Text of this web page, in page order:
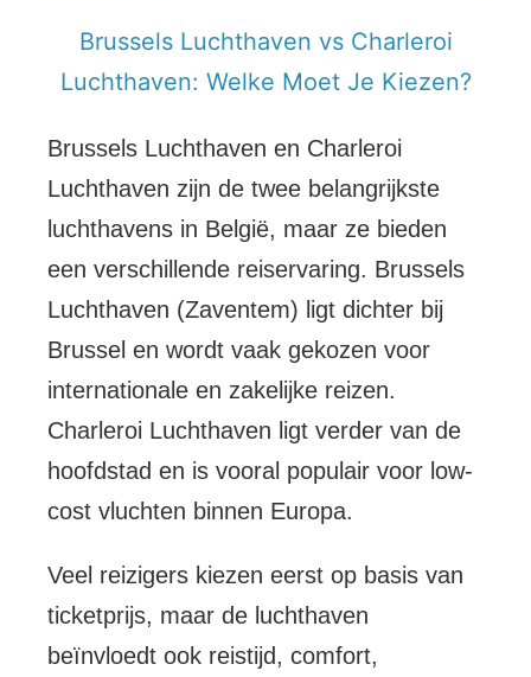
Brussels Luchthaven vs Charleroi
Luchthaven: Welke Moet Je Kiezen?
Brussels Luchthaven en Charleroi
Luchthaven zijn de twee belangrijkste
luchthavens in België, maar ze bieden
een verschillende reiservaring. Brussels
Luchthaven (Zaventem) ligt dichter bij
Brussel en wordt vaak gekozen voor
internationale en zakelijke reizen.
Charleroi Luchthaven ligt verder van de
hoofdstad en is vooral populair voor low-
cost vluchten binnen Europa.
Veel reizigers kiezen eerst op basis van
ticketprijs, maar de luchthaven
beïnvloedt ook reistijd, comfort,